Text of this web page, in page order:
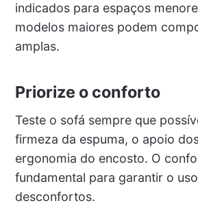
indicados para espaços
modelos maiores podem
amplas.
Priorize o conforto
Teste o sofá sempre que
firmeza da espuma, o apoio
ergonomia do encosto. O
fundamental para garantir o
desconfortos.